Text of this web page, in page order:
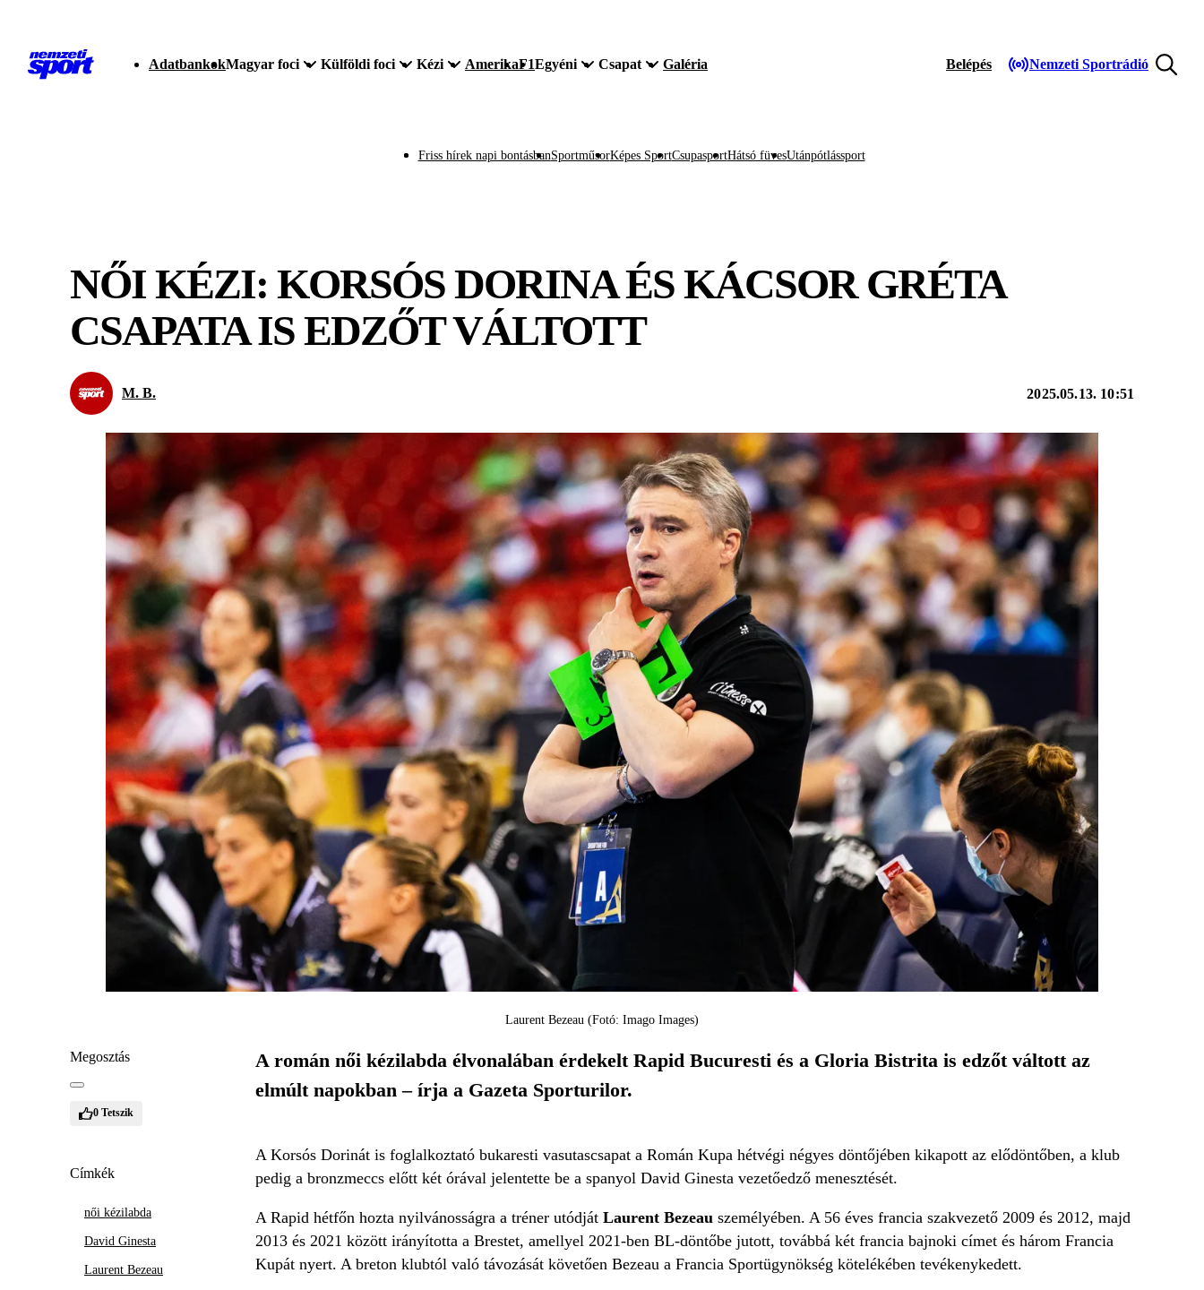
AdatbankokMagyar foci Külföldi foci Kézi AmerikaF1Egyéni Csapat Galéria Belépés Nemzeti Sportrádió
Friss hírek napi bontásbanSportműsorKépes SportCsupasportHátsó füvesUtánpótlássport
NŐI KÉZI: KORSÓS DORINA ÉS KÁCSOR GRÉTA
CSAPATA IS EDZŐT VÁLTOTT
M. B. 2025.05.13. 10:51
Laurent Bezeau (Fotó: Imago Images)
Megosztás
0 Tetszik
Címkék
női kézilabda
David Ginesta
Laurent Bezeau
A román női kézilabda élvonalában érdekelt Rapid Bucuresti és a Gloria Bistrita is edzőt váltott az
elmúlt napokban – írja a Gazeta Sporturilor.
A Korsós Dorinát is foglalkoztató bukaresti vasutascsapat a Román Kupa hétvégi négyes döntőjében kikapott az elődöntőben, a klub
pedig a bronzmeccs előtt két órával jelentette be a spanyol David Ginesta vezetőedző menesztését.
A Rapid hétfőn hozta nyilvánosságra a tréner utódját Laurent Bezeau személyében. A 56 éves francia szakvezető 2009 és 2012, majd
2013 és 2021 között irányította a Brestet, amellyel 2021-ben BL-döntőbe jutott, továbbá két francia bajnoki címet és három Francia
Kupát nyert. A breton klubtól való távozását követően Bezeau a Francia Sportügynökség kötelékében tevékenykedett.